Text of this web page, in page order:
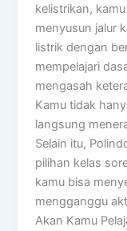
kelistrikan,
menyusun jalur
listrik dengan
mempelajari
mengasah
Kamu tidak
langsung
Selain itu,
pilihan kelas
kamu bisa
mengganggu
Akan Kamu